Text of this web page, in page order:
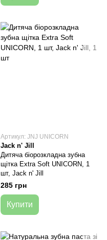
Артикул: JNJ UNICORN
Jack n' Jill
Дитяча біорозкладна зубна
щітка Extra Soft UNICORN, 1
шт, Jack n' Jill
285 грн
Купити